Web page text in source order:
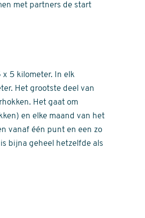
met partners de start
5 kilometer. In elk
Het grootste deel van
Het gaat om
en elke maand van het
vanaf één punt en een zo
bijna geheel hetzelfde als